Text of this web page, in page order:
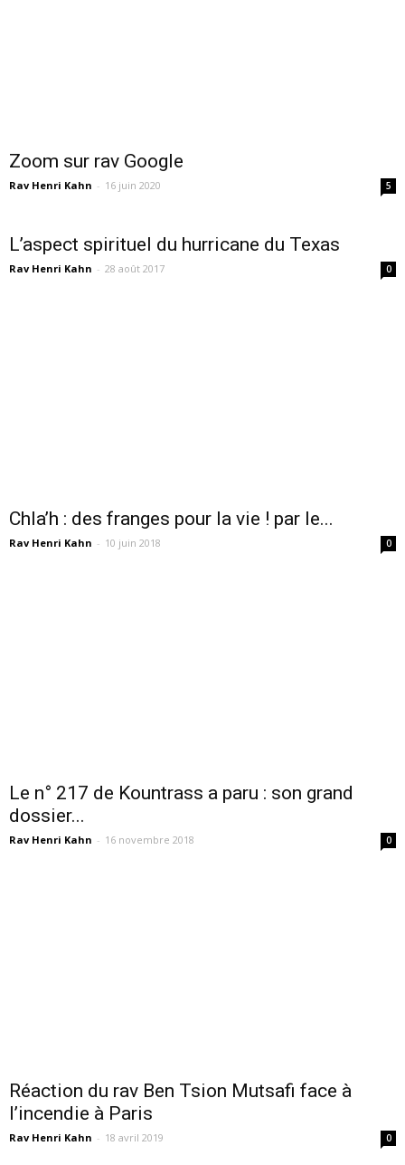
Zoom sur rav Google
Rav Henri Kahn - 16 juin 2020 5
L’aspect spirituel du hurricane du Texas
Rav Henri Kahn - 28 août 2017 0
Chla’h : des franges pour la vie ! par le...
Rav Henri Kahn - 10 juin 2018 0
Le n° 217 de Kountrass a paru : son grand
dossier...
Rav Henri Kahn - 16 novembre 2018 0
Réaction du rav Ben Tsion Mutsafi face à
l’incendie à Paris
Rav Henri Kahn - 18 avril 2019 0